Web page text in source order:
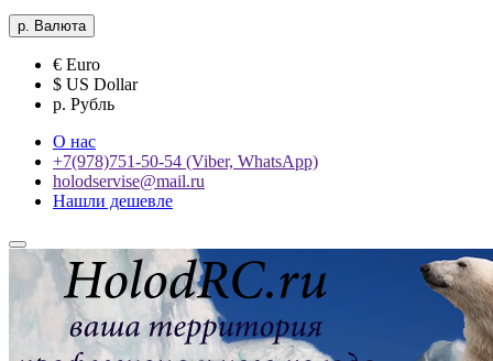
р. Валюта
€ Euro
$ US Dollar
р. Рубль
О нас
+7(978)751-50-54 (Viber, WhatsApp)
holodservise@mail.ru
Нашли дешевле